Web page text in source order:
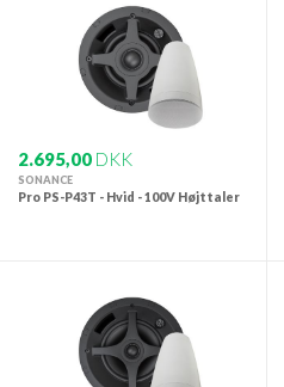
2.695,00 DKK
SONANCE
Pro PS-P43T - Hvid - 100V Højttaler